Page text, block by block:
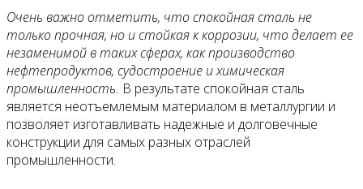
Статьи
Контакты
Очень важно отметить, что спокойная сталь не
только прочная, но и стойкая к коррозии, что делает ее
незаменимой в таких сферах, как производство
нефтепродуктов, судостроение и химическая
промышленность. В результате спокойная сталь
является неотъемлемым материалом в металлургии и
позволяет изготавливать надежные и долговечные
конструкции для самых разных отраслей
промышленности.